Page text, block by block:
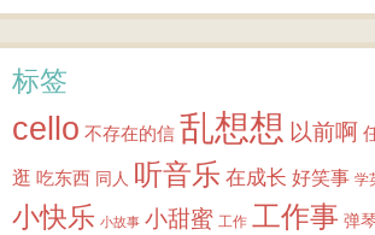
标签
cello 不存在的信 乱想想 以前啊
逛 吃东西 同人 听音乐 在成长 好笑事 学
小快乐 小故事 小甜蜜 工作 工作事 弹琴